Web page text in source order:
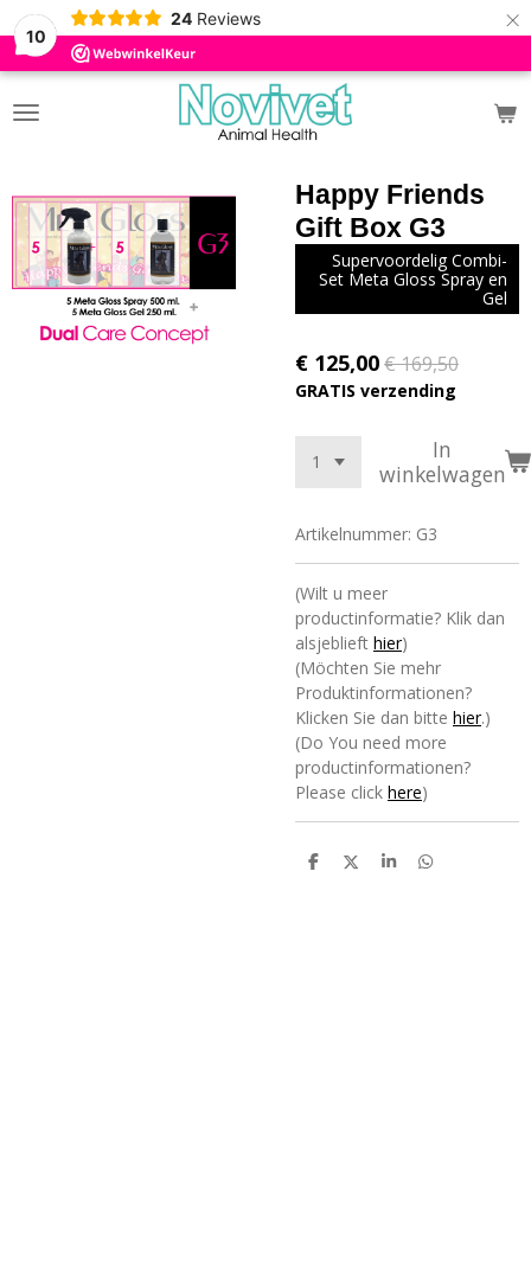
10
24 Reviews ×
Happy Friends
Gift Box G3
Supervoordelig Combi-
Set Meta Gloss Spray en
Gel
€ 125,00€ 169,50
GRATIS verzending
In
winkelwagen
Artikelnummer: G3
(Wilt u meer
productinformatie? Klik dan
alsjeblieft hier)
(Möchten Sie mehr
Produktinformationen?
Klicken Sie dan bitte hier.)
(Do You need more
productinformationen?
Please click here)
D
D
S
D